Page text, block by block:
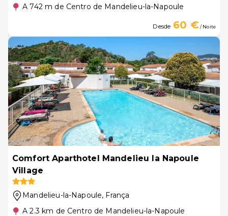
A 742 m de Centro de Mandelieu-la-Napoule
Desde 60 €/ Noite
Comfort Aparthotel Mandelieu la Napoule
Village
Mandelieu-la-Napoule, França
A 2.3 km de Centro de Mandelieu-la-Napoule